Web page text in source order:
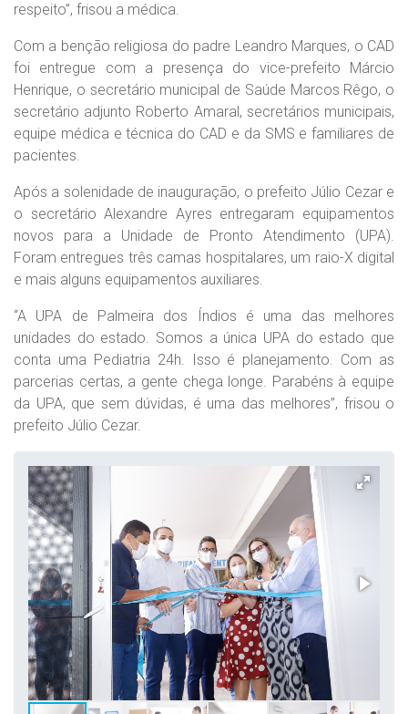
respeito”, frisou a médica.
Com a benção religiosa do padre Leandro Marques, o CAD
foi entregue com a presença do vice-prefeito Márcio
Henrique, o secretário municipal de Saúde Marcos Rêgo, o
secretário adjunto Roberto Amaral, secretários municipais,
equipe médica e técnica do CAD e da SMS e familiares de
pacientes.
Após a solenidade de inauguração, o prefeito Júlio Cezar e
o secretário Alexandre Ayres entregaram equipamentos
novos para a Unidade de Pronto Atendimento (UPA).
Foram entregues três camas hospitalares, um raio-X digital
e mais alguns equipamentos auxiliares.
“A UPA de Palmeira dos Índios é uma das melhores
unidades do estado. Somos a única UPA do estado que
conta uma Pediatria 24h. Isso é planejamento. Com as
parcerias certas, a gente chega longe. Parabéns à equipe
da UPA, que sem dúvidas, é uma das melhores”, frisou o
prefeito Júlio Cezar.